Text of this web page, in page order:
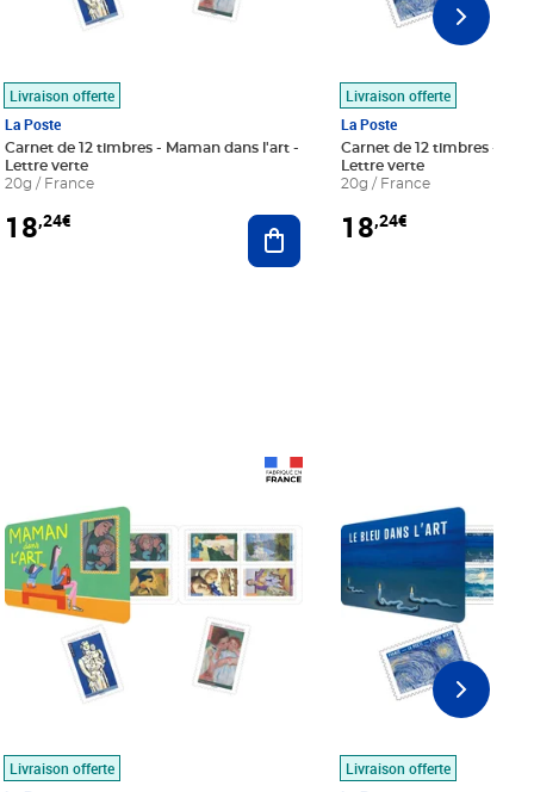
au panier
Livraison offerte
La Poste
Carnet de 12 timbres - Maman dans l'art -
Lettre verte
20g / France
18,24€ Ajouter au panier
Livraison offerte
La Poste
Carnet de 12 timbres - Le
Lettre verte
20g / France
18,24€
Livraison offerte
Livraison offerte